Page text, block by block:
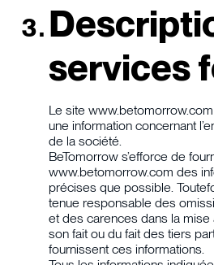
services
Le site
une information concernant
de la société.
BeTomorrow s’efforce de
www.betomorrow.com des
précises que possible.
tenue responsable des
et des carences dans la mise
son fait ou du fait des tiers
fournissent ces informations.